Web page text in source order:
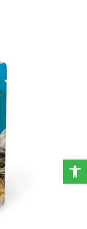
פתח סרגל נגישות